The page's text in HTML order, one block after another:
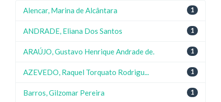
1
Alencar, Marina de Alcântara
1
ANDRADE, Eliana Dos Santos
1
ARAÚJO, Gustavo Henrique Andrade de.
1
AZEVEDO, Raquel Torquato Rodrigu...
1
Barros, Gilzomar Pereira